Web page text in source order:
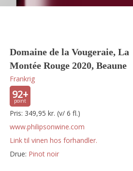
Domaine de la Vougeraie, La
Montée Rouge 2020, Beaune
Frankrig
92+
Pris: 349,95 kr. (v/ 6 fl.)
www.philipsonwine.com
Link til vinen hos forhandler.
Drue:
pinot noir